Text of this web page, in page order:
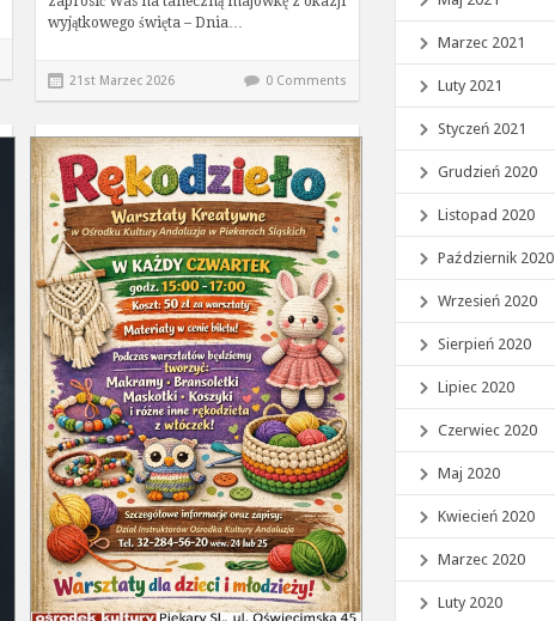
wyjątkowego święta – Dnia…
21st Marzec 2026 0 Comments
Marzec 2021
Luty 2021
Styczeń 2021
Grudzień 2020
Listopad 2020
Październik 2020
Wrzesień 2020
Sierpień 2020
Lipiec 2020
Czerwiec 2020
Maj 2020
Kwiecień 2020
Marzec 2020
Luty 2020